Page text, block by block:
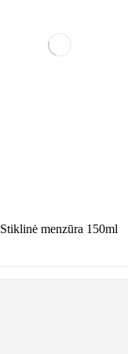
Stiklinė menzūra 150ml